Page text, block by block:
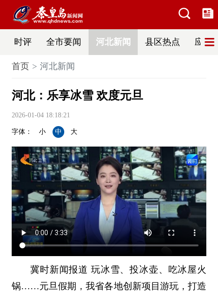
时评 全市要闻 河北新闻 县区热点 应急
首页 河北新闻
河北：乐享冰雪 欢度元旦
2026-01-04 18:18:21
字体： 小 中 大
冀时新闻报道 玩冰雪、投冰壶、吃冰屋火
锅……元旦假期，我省各地创新项目游玩，打造